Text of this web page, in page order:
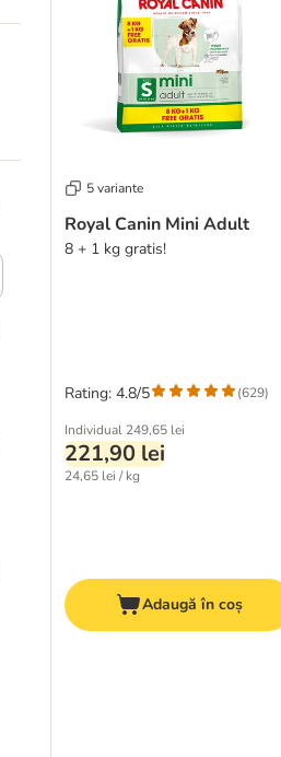
5 variante
Royal Canin Mini Adult
8 + 1 kg gratis!
Individual 249,65 lei
221,90 lei
24,65 lei / kg
Rating: 4.8/5 (629)
Adaugă în coș